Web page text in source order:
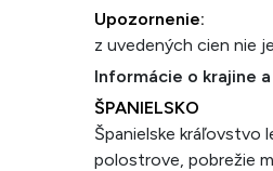
Upozornenie:
z uvedených cien nie
Informácie o krajine
ŠPANIELSKO
Španielske kráľovstvo
polostrove, pobrežie